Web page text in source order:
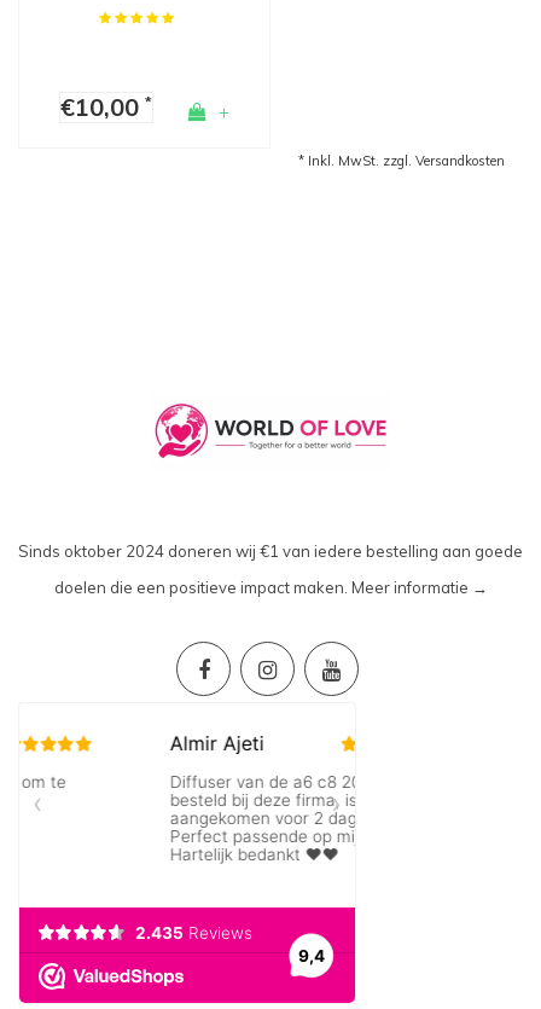
€10,00* +
* Inkl. MwSt. zzgl. Versandkosten
Sinds oktober 2024 doneren wij €1 van iedere bestelling aan goede
doelen die een positieve impact maken. Meer informatie →